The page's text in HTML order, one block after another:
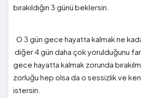
bırakıldığın 3 günü beklersin.
O 3 gün gece hayatta kalmak ne
diğer 4 gün daha çok yorulduğunu
gece hayatta kalmak zorunda
zorluğu hep olsa da o sessizlik ve
istersin.